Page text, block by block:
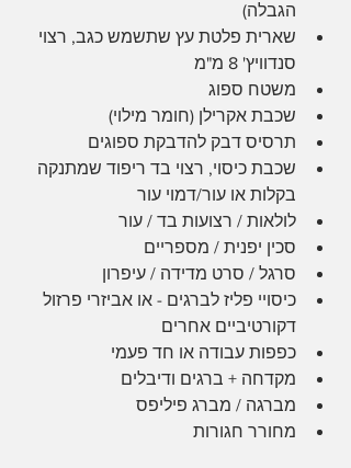
הגבלה)
שארית פלטת עץ שתשמש כגב, רצוי
סנדוויץ' 8 מ"מ
משטח ספוג
שכבת אקרילן (חומר מילוי)
תרסיס דבק להדבקת ספוגים
שכבת כיסוי, רצוי בד ריפוד שמתנקה
בקלות או עור/דמוי עור
לולאות / רצועות בד / עור
סכין יפנית / מספריים
סרגל / סרט מדידה / עיפרון
כיסויי פליז לברגים - או אביזרי פרזול
דקורטיביים אחרים
כפפות עבודה או חד פעמי
מקדחה + ברגים ודיבלים
מברגה / מברג פיליפס
מחורר חגורות